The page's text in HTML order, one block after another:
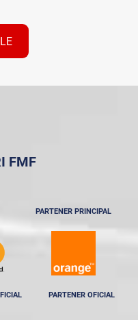
FMF
PARTENER PRINCIPAL
PARTENER OFICIAL